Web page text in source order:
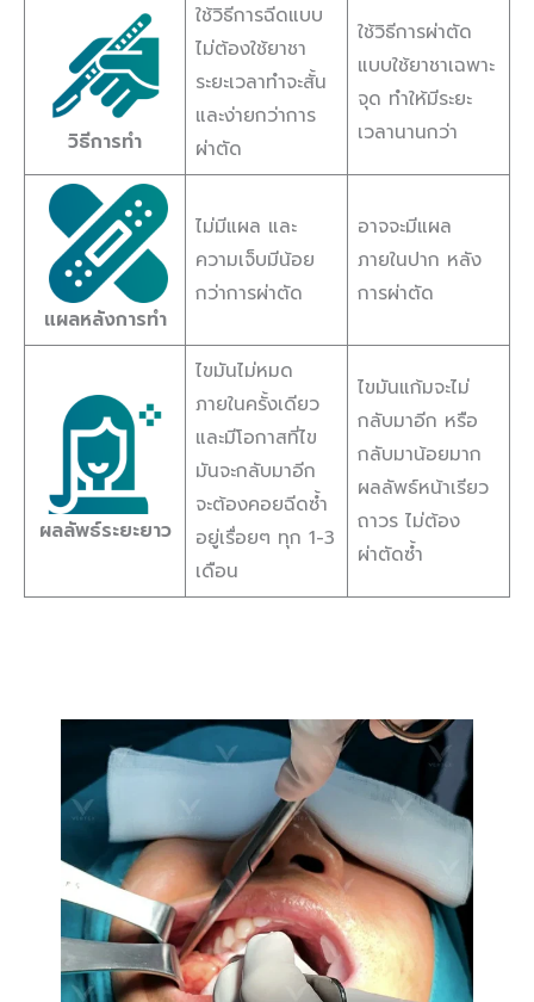
วิธีการทำ
ใช้วิธีการฉีดแบบ
ไม่ต้องใช้ยาชา
ระยะเวลาทำจะสั้น
และง่ายกว่าการ
ผ่าตัด
ใช้วิธีการผ่าตัด
แบบใช้ยาชาเฉพาะ
จุด ทำให้มีระยะ
เวลานานกว่า
แผลหลังการทำ
ไม่มีแผล และ
ความเจ็บมีน้อย
กว่าการผ่าตัด
อาจจะมีแผล
ภายในปาก หลัง
การผ่าตัด
ผลลัพธ์ระยะยาว
ไขมันไม่หมด
ภายในครั้งเดียว
และมีโอกาสที่ไข
มันจะกลับมาอีก
จะต้องคอยฉีดซ้ำ
อยู่เรื่อยๆ ทุก 1-3
เดือน
ไขมันแก้มจะไม่
กลับมาอีก หรือ
กลับมาน้อยมาก
ผลลัพธ์หน้าเรียว
ถาวร ไม่ต้อง
ผ่าตัดซ้ำ